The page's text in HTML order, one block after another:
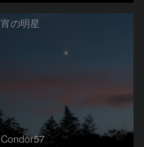
宵の明星
Condor57